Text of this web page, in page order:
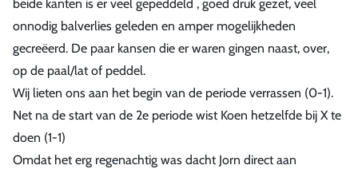
beide kanten is er veel gepeddeld , goed druk gezet, veel
onnodig balverlies geleden en amper mogelijkheden
gecreëerd. De paar kansen die er waren gingen naast, over,
op de paal/lat of peddel.
Wij lieten ons aan het begin van de periode verrassen (0-1).
Net na de start van de 2e periode wist Koen hetzelfde bij X te
doen (1-1)
Omdat het erg regenachtig was dacht Jorn direct aan